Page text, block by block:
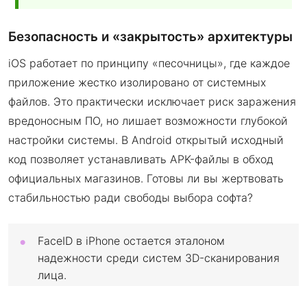
Безопасность и «закрытость» архитектуры
iOS работает по принципу «песочницы», где каждое
приложение жестко изолировано от системных
файлов. Это практически исключает риск заражения
вредоносным ПО, но лишает возможности глубокой
настройки системы. В Android открытый исходный
код позволяет устанавливать APK-файлы в обход
официальных магазинов. Готовы ли вы жертвовать
стабильностью ради свободы выбора софта?
FaceID в iPhone остается эталоном
надежности среди систем 3D-сканирования
лица.